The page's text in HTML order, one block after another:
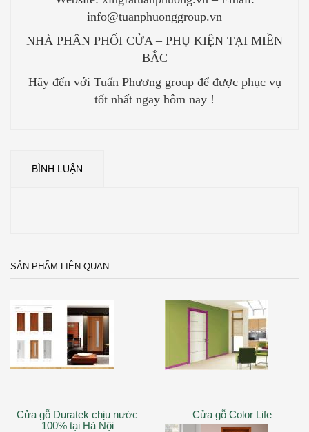
info@tuanphuonggroup.vn
NHÀ PHÂN PHỐI CỬA – PHỤ KIỆN TẠI MIỀN
BẮC
Hãy đến với Tuấn Phương group để được phục vụ
tốt nhất ngay hôm nay !
BÌNH LUẬN
SẢN PHẨM LIÊN QUAN
Cửa gỗ Duratek chịu nước
100% tại Hà Nội
Cửa gỗ Color Life